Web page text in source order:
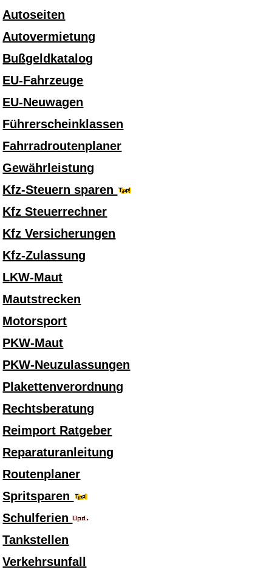
Autoseiten
Autovermietung
Bußgeldkatalog
EU-Fahrzeuge
EU-Neuwagen
Führerscheinklassen
Fahrradroutenplaner
Gewährleistung
Kfz-Steuern sparen
Kfz Steuerrechner
Kfz Versicherungen
Kfz-Zulassung
LKW-Maut
Mautstrecken
Motorsport
PKW-Maut
PKW-Neuzulassungen
Plakettenverordnung
Rechtsberatung
Reimport Ratgeber
Reparaturanleitung
Routenplaner
Spritsparen
Schulferien
Tankstellen
Verkehrsunfall